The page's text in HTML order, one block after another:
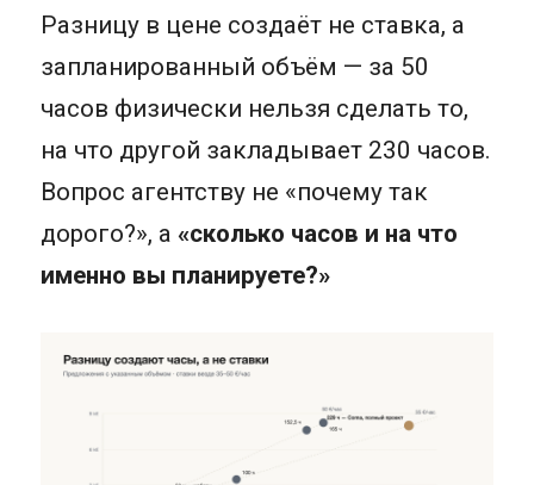
Разницу в цене создаёт не ставка, а
запланированный объём — за 50
часов физически нельзя сделать то,
на что другой закладывает 230 часов.
Вопрос агентству не «почему так
дорого?», а «сколько часов и на что
именно вы планируете?»